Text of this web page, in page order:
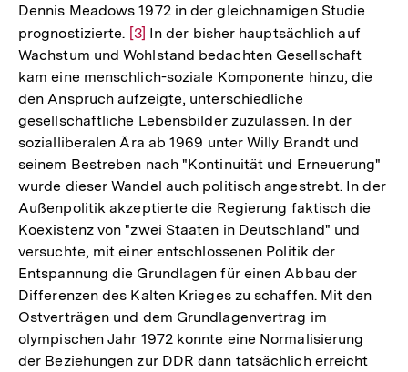
Dennis Meadows 1972 in der gleichnamigen Studie
prognostizierte. Zur
Auflösung
der
Fußnote
[3] In der bisher hauptsächlich auf
Wachstum und Wohlstand bedachten Gesellschaft
kam eine menschlich-soziale Komponente hinzu, die
den Anspruch aufzeigte, unterschiedliche
gesellschaftliche Lebensbilder zuzulassen. In der
sozialliberalen Ära ab 1969 unter Willy Brandt und
seinem Bestreben nach "Kontinuität und Erneuerung"
wurde dieser Wandel auch politisch angestrebt. In der
Außenpolitik akzeptierte die Regierung faktisch die
Koexistenz von "zwei Staaten in Deutschland" und
versuchte, mit einer entschlossenen Politik der
Entspannung die Grundlagen für einen Abbau der
Differenzen des Kalten Krieges zu schaffen. Mit den
Ostverträgen und dem Grundlagenvertrag im
olympischen Jahr 1972 konnte eine Normalisierung
der Beziehungen zur DDR dann tatsächlich erreicht